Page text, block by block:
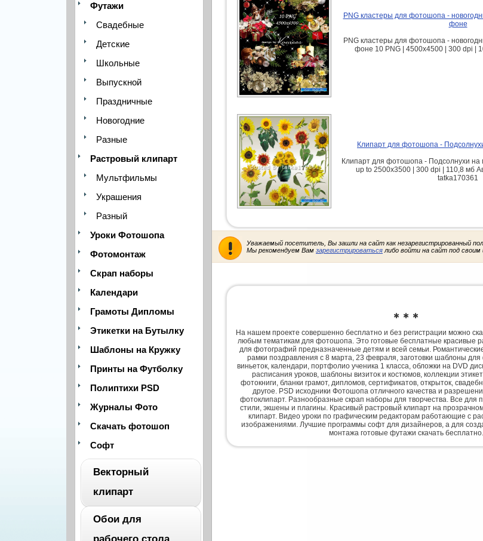
Футажи
Свадебные
Детские
Школьные
Выпускной
Праздничные
Новогодние
Разные
Растровый клипарт
Мультфильмы
Украшения
Разный
Уроки Фотошопа
Фотомонтаж
Скрап наборы
Календари
Грамоты Дипломы
Этикетки на Бутылку
Шаблоны на Кружку
Принты на Футболку
Полиптихи PSD
Журналы Фото
Скачать фотошоп
Софт
Векторный
клипарт
Обои для
PNG кластеры для фотошопа -
фоне
PNG кластеры для фотошопа -
фоне 10 PNG | 4500x4500 | 300 dpi |
Клипарт для фотошопа -
Клипарт для фотошопа - Подсолнухи на
up to 2500x3500 | 300 dpi | 110,8 мб
tatka170361
Уважаемый посетитель, Вы зашли на сайт как незарегистрированный
Мы рекомендуем Вам зарегистрироваться либо войти на сайт под своим
✱ ✱ ✱
На нашем проекте совершенно бесплатно и без регистрации можно
любым тематикам для фотошопа. Это готовые бесплатные красивые
для фотографий предназначенные детям и всей семьи.
рамки поздравления с 8 марта, 23 февраля, заготовки шаблоны
виньеток, календари, портфолио ученика 1 класса, обложки на DVD
расписания уроков, шаблоны визиток и костюмов, коллекции
фотокниги, бланки грамот, дипломов, сертификатов, открыток,
другое. PSD исходники Фотошопа отличного качества и
фотоклипарт. Разнообразные скрап наборы для творчества. Все для
стили, экшены и плагины. Красивый растровый клипарт на
клипарт. Видео уроки по графическим редакторам работающие с
изображениями. Лучшие программы софт для дизайнеров, а для
монтажа готовые футажи скачать бесплатно.